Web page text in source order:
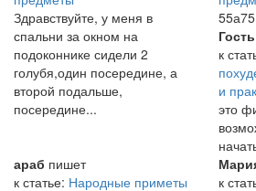
Здравствуйте, у меня в
спальни за окном на
подоконнике сидели 2
голубя,один посередине, а
второй подальше,
посередине...
55а75
Гость
к
и
это
араб пишет
к статье: Народные приметы
к